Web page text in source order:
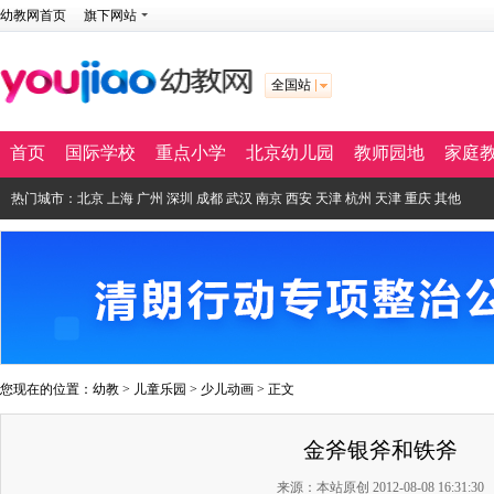
幼教网首页 旗下网站
全国站
首页 国际学校 重点小学 北京幼儿园 教师园地 家庭
热门城市： 北京 上海 广州 深圳 成都 武汉 南京 西安 天津 杭州 天津 重庆 其他
您现在的位置： 幼教 > 儿童乐园 > 少儿动画 > 正文
金斧银斧和铁斧
来源：本站原创 2012-08-08 16:31:30